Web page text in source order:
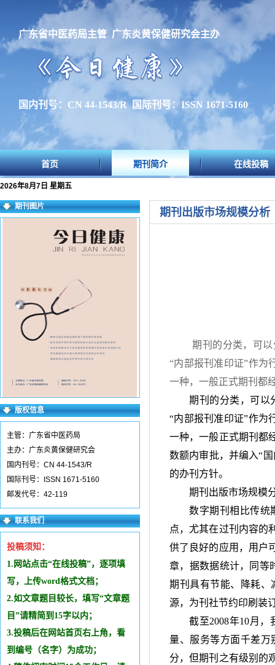
广东省中医药局主管 广东炎黄保健研究会主办
国内刊号：CN 44-1543/R 国际刊号：ISSN 1671-5160
首页 期刊简介 在线投稿
2026年8月7日 星期五
期刊图片
版权信息
主管：广东省中医药局
主办：广东炎黄保健研究会
国内刊号：CN 44-1543/R
国际刊号：ISSN 1671-5160
邮发代号：42-119
联系我们
投稿须知：
1.网站点击“在线投稿”，逐项填
写，上传word格式文档；
2.如文章题目较长，填写“文章题
目”请精简到15字以内；
3.投稿后在网站首页右上角，看
到编号（名字）为成功；
期刊出版市场规模分析
期刊的分类，可
“内部报刊准印证”作为
一种，一般正式期刊都
期刊的分类，可以
“内部报刊准印证”作为
一种，一般正式期刊都
数额内审批，并编入“
的办刊方针。
期刊出版市场规
数字期刊相比传统
点，尤其在过刊内容的
供了良好的应用，用户
章，据数据统计，同等
期刊具有节能、降耗、
源，为刊社节约印刷装
截至2008年10月，
量、服务等方面千差
分，但期刊之有级别的